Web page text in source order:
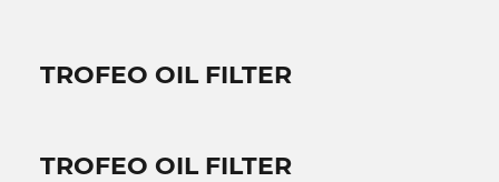
TROFEO OIL FILTER
TROFEO OIL FILTER